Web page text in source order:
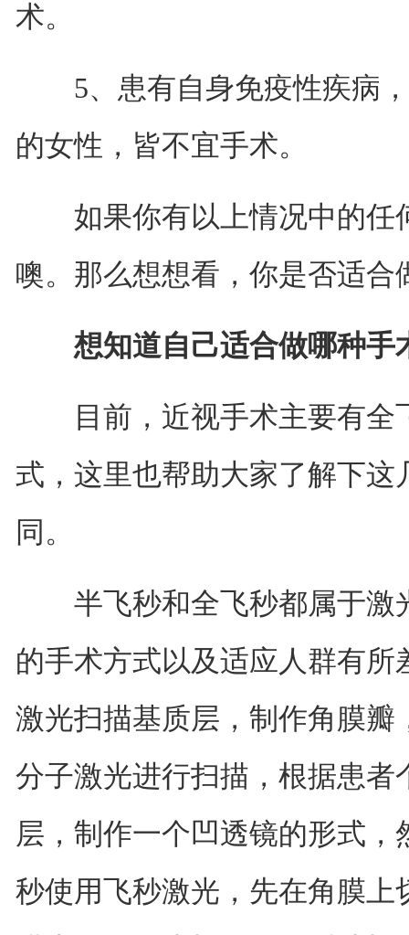
术。
5、患有自身免疫性疾病，
的女性，皆不宜手术。
如果你有以上情况中的任
噢。那么想想看，你是否适合
想知道自己适合做哪种手
目前，近视手术主要有全
式，这里也帮助大家了解下这
同。
半飞秒和全飞秒都属于激
的手术方式以及适应人群有
激光扫描基质层，制作角膜
分子激光进行扫描，根据患者
层，制作一个凹透镜的形式
秒使用飞秒激光，先在角膜